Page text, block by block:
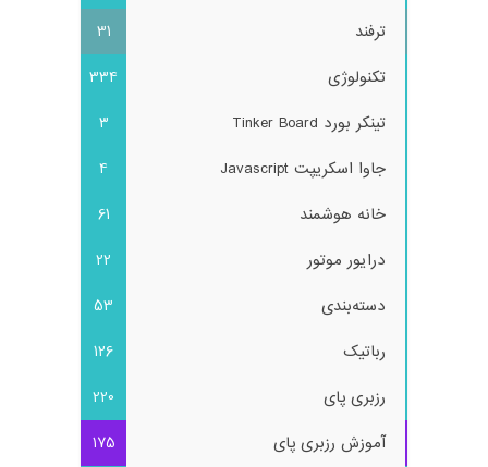
ترفند
31
تکنولوژی
334
تینکر بورد Tinker Board
3
جاوا اسکریپت Javascript
4
خانه هوشمند
61
درایور موتور
22
دسته‌بندی
53
رباتیک
126
رزبری پای
220
آموزش رزبری پای
175